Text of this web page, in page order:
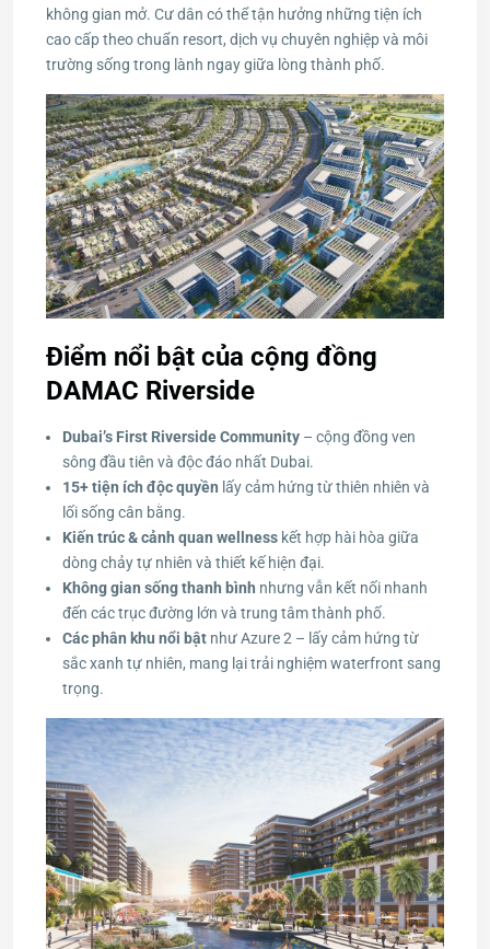
không gian mở. Cư dân có thể tận hưởng những tiện ích
cao cấp theo chuẩn resort, dịch vụ chuyên nghiệp và môi
trường sống trong lành ngay giữa lòng thành phố.
Điểm nổi bật của cộng đồng
DAMAC Riverside
Dubai’s First Riverside Community – cộng đồng ven
sông đầu tiên và độc đáo nhất Dubai.
15+ tiện ích độc quyền lấy cảm hứng từ thiên nhiên và
lối sống cân bằng.
Kiến trúc & cảnh quan wellness kết hợp hài hòa giữa
dòng chảy tự nhiên và thiết kế hiện đại.
Không gian sống thanh bình nhưng vẫn kết nối nhanh
đến các trục đường lớn và trung tâm thành phố.
Các phân khu nổi bật như Azure 2 – lấy cảm hứng từ
sắc xanh tự nhiên, mang lại trải nghiệm waterfront sang
trọng.